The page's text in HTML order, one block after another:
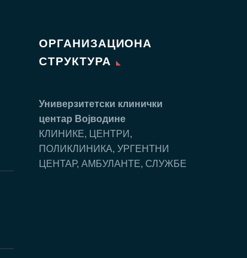
ОРГАНИЗАЦИОНА
СТРУКТУРА
Универзитетски клинички
центар Воjводине
КЛИНИКЕ, ЦЕНТРИ,
ПОЛИКЛИНИКА, УРГЕНТНИ
ЦЕНТАР, АМБУЛАНТЕ, СЛУЖБЕ